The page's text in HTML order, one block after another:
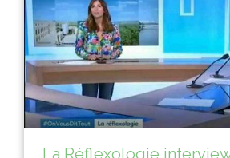
La Réflexologie